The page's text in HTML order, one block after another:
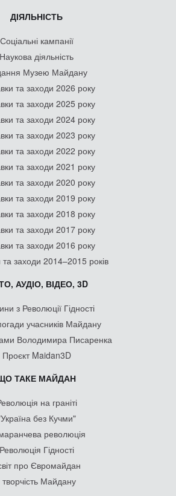
ДІЯЛЬНІСТЬ
Соціальні кампанії
Наукова діяльність
Музею Майдану
та заходи 2026 року
та заходи 2025 року
та заходи 2024 року
та заходи 2023 року
та заходи 2022 року
та заходи 2021 року
та заходи 2020 року
та заходи 2019 року
та заходи 2018 року
та заходи 2017 року
та заходи 2016 року
та заходи 2014–2015 років
АУДІО, ВІДЕО, 3D
з Революції Гідності
учасників Майдану
Володимира Писаренка
Проєкт Maidan3D
ТАКЕ МАЙДАН
на граніті
без Кучми"
революція
Революція Гідності
про Євромайдан
Майдану